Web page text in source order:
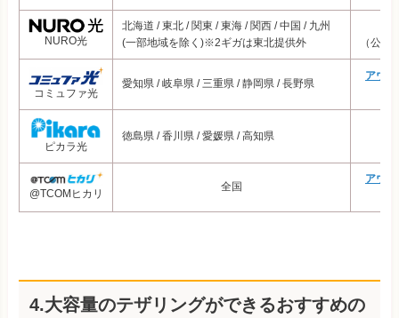
NURO光
北海道 / 東北 / 関東 / 東海 / 関西 / 中国 / 九州
(一部地域を除く)※2ギガは東北提供外
（公式
コミュファ光
愛知県 / 岐阜県 / 三重県 / 静岡県 / 長野県
アウ
ピカラ光
徳島県 / 香川県 / 愛媛県 / 高知県
@TCOMヒカリ
全国
アウ
4.大容量のテザリングができるおすすめの